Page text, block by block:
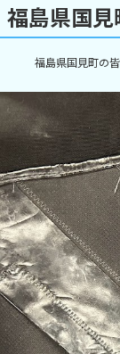
福島県国
福島県国見町の